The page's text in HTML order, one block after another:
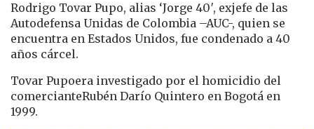
Rodrigo Tovar Pupo, alias ‘Jorge 40′, exjefe de las
Autodefensa Unidas de Colombia –AUC-, quien se
encuentra en Estados Unidos, fue condenado a 40
años cárcel.
Tovar Pupoera investigado por el homicidio del
comercianteRubén Darío Quintero en Bogotá en
1999.